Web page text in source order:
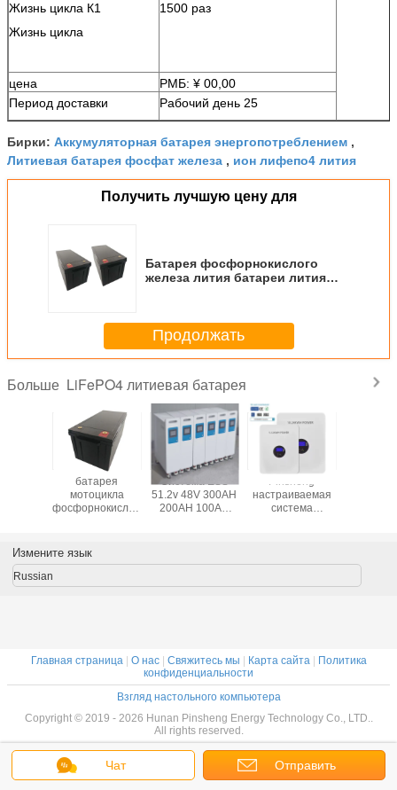
Жизнь цикла К1
Жизнь цикла
1500 раз
цена
РМБ: ¥ 00,00
Период доставки
Рабочий день 25
Бирки: Аккумуляторная батарея энергопотреблением ,
Литиевая батарея фосфат железа , ион лифепо4 лития
Получить лучшую цену для
Батарея фосфорнокислого
железа лития батареи лития
Продолжать
Больше LiFePO4 литиевая батарея
48 В
батарея
мотоцикла
фосфорнокислого
жизнью цикла
Система ESS
51.2v 48V 300AH
200AH 100AH
Складируемая
LiFePO4 батарея
Pinsheng
настраиваемая
система
напряжение
батарея для
Чат Отправить
Измените язык
Russian
Главная страница| О нас| Свяжитесь мы | Карта сайта| Политика
конфиденциальности
Взгляд настольного компьютера
Copyright © 2019 - 2026 Hunan Pinsheng Energy Technology Co., LTD..
All rights reserved.